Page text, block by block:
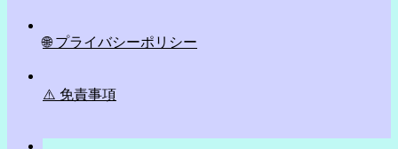
🌐 プライバシーポリシー
⚠️ 免責事項